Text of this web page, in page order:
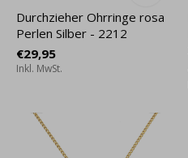
Durchzieher Ohrringe rosa
Perlen Silber - 2212
€29,95
Inkl. MwSt.